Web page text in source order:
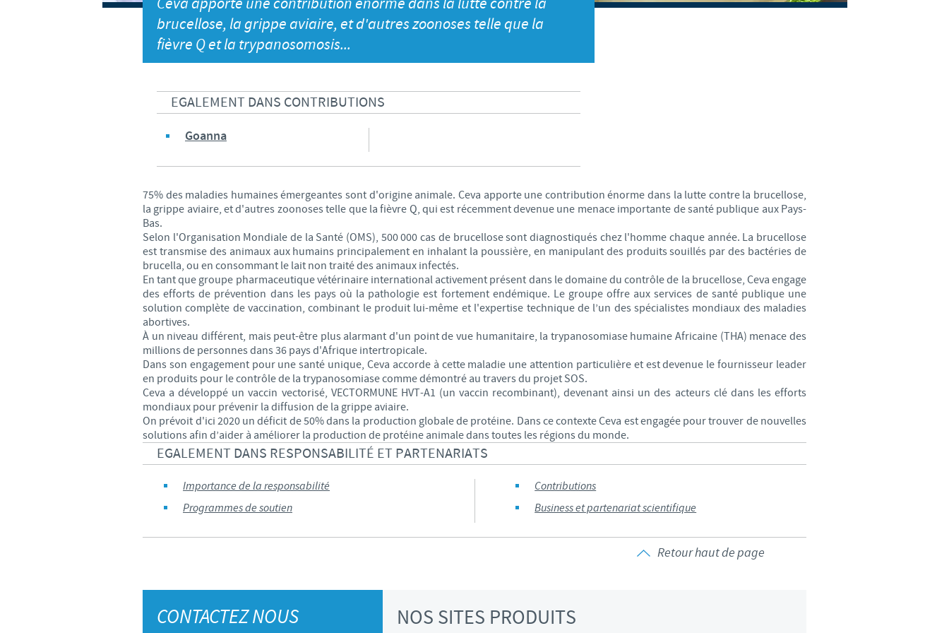
Bulgaria
Chile
Colombia
Egypt
Japan
Netherlands
Peru
Philippines
Sweden
United Kingdom
USA
Vietnam
Vous quittez le site pays pour accéder à un autre site du groupe.
Les contraintes réglementaires et les pratiques médicales varient d'un pays à un autre. En
conséquence, les informations disponibles du site sur lequel vous entrez pourraient ne pas être
pertinente à l'usage dans votre pays.
Ceva apporte une contribution énorme dans la lutte contre la
brucellose, la grippe aviaire, et d'autres zoonoses telle que la
fièvre Q et la trypanosomosis...
EGALEMENT DANS CONTRIBUTIONS
Goanna
75% des maladies humaines émergeantes sont d'origine animale. Ceva apporte une contribution énorme dans la lutte contre la brucellose,
la grippe aviaire, et d'autres zoonoses telle que la fièvre Q, qui est récemment devenue une menace importante de santé publique aux Pays-
Bas.
Selon l'Organisation Mondiale de la Santé (OMS), 500 000 cas de brucellose sont diagnostiqués chez l'homme chaque année. La brucellose
est transmise des animaux aux humains principalement en inhalant la poussière, en manipulant des produits souillés par des bactéries de
brucella, ou en consommant le lait non traité des animaux infectés.
En tant que groupe pharmaceutique vétérinaire international activement présent dans le domaine du contrôle de la brucellose, Ceva engage
des efforts de prévention dans les pays où la pathologie est fortement endémique. Le groupe offre aux services de santé publique une
solution complète de vaccination, combinant le produit lui-même et l'expertise technique de l’un des spécialistes mondiaux des maladies
abortives.
À un niveau différent, mais peut-être plus alarmant d'un point de vue humanitaire, la trypanosomiase humaine Africaine (THA) menace des
millions de personnes dans 36 pays d'Afrique intertropicale.
Dans son engagement pour une santé unique, Ceva accorde à cette maladie une attention particulière et est devenue le fournisseur leader
en produits pour le contrôle de la trypanosomiase comme démontré au travers du projet SOS.
Ceva a développé un vaccin vectorisé, VECTORMUNE HVT-A1 (un vaccin recombinant), devenant ainsi un des acteurs clé dans les efforts
mondiaux pour prévenir la diffusion de la grippe aviaire.
On prévoit d'ici 2020 un déficit de 50% dans la production globale de protéine. Dans ce contexte Ceva est engagée pour trouver de nouvelles
solutions afin d’aider à améliorer la production de protéine animale dans toutes les régions du monde.
EGALEMENT DANS RESPONSABILITÉ ET PARTENARIATS
Importance de la responsabilité
Contributions
Programmes de soutien
Business et partenariat scientifique
Retour haut de page
CONTACTEZ NOUS NOS SITES PRODUITS